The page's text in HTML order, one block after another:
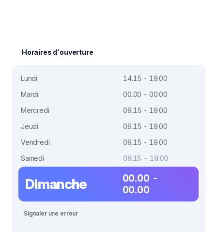
Horaires d'ouverture
Lundi
14.15 - 19.00
Mardi
00.00 - 00.00
Mercredi
09.15 - 19.00
Jeudi
09.15 - 19.00
Vendredi
09.15 - 19.00
Samedi
09.15 - 19.00
Dimanche
00.00 -
00.00
Signaler une erreur